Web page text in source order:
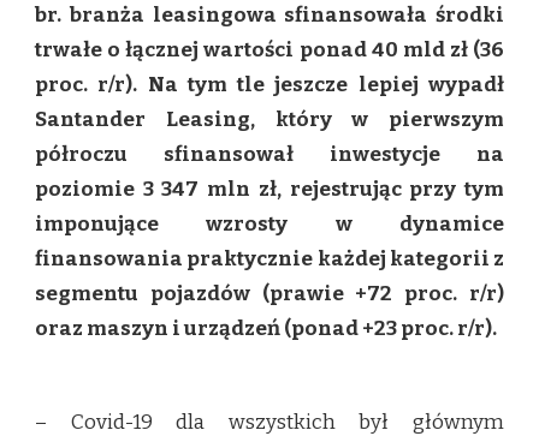
DO
2-
CYFROWEGO
TEMPA
WZROSTU
INWESTYCJI.
br. branża leasingowa sfinansowała środki
trwałe o łącznej wartości ponad 40 mld zł (36
proc. r/r). Na tym tle jeszcze lepiej wypadł
Santander Leasing, który w pierwszym
półroczu sfinansował inwestycje na
poziomie 3 347 mln zł, rejestrując przy tym
imponujące wzrosty w dynamice
finansowania praktycznie każdej kategorii z
segmentu pojazdów (prawie +72 proc. r/r)
oraz maszyn i urządzeń (ponad +23 proc. r/r).
– Covid-19 dla wszystkich był głównym